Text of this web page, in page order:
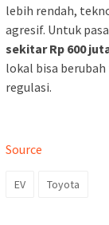
lebih rendah,
agresif. Untuk
sekitar Rp 600
lokal bisa
regulasi.
Source
EV Toyota